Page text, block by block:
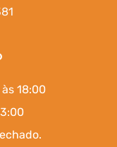
18:00